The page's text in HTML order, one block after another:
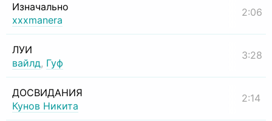
Изначально
xxxmanera
2:06
ЛУИ
вайлд, Гуф
3:28
ДОСВИДАНИЯ
Кунов Никита
2:14